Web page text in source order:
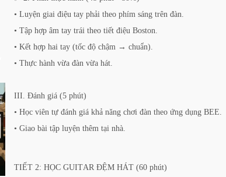
• Luyện giai điệu tay phải theo phím sáng trên đàn.
• Tập hợp âm tay trái theo tiết điệu Boston.
• Kết hợp hai tay (tốc độ chậm → chuẩn).
• Thực hành vừa đàn vừa hát.
III. Đánh giá (5 phút)
• Học viên tự đánh giá khả năng chơi đàn theo ứng dụng BEE.
• Giao bài tập luyện thêm tại nhà.
TIẾT 2: HỌC GUITAR ĐỆM HÁT (60 phút)